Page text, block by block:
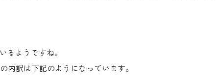
るようですね。
内訳は下記のようになっています。